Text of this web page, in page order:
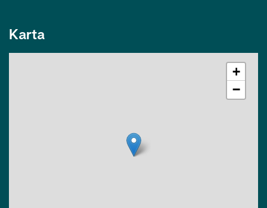
Karta
+
−